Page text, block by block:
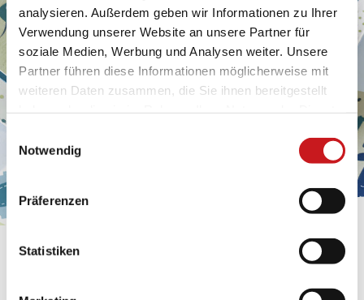
analysieren. Außerdem geben wir Informationen zu Ihrer
Verwendung unserer Website an unsere Partner für
soziale Medien, Werbung und Analysen weiter. Unsere
Partner führen diese Informationen möglicherweise mit
weiteren Daten zusammen, die Sie ihnen bereitgestellt
Datenschutzhinweisen
mehr darüber, wer wir sind, wie
personenbezogene Daten verarbeiten. Hier geht’s zum
Impressum.
Notwendig
Präferenzen
Statistiken